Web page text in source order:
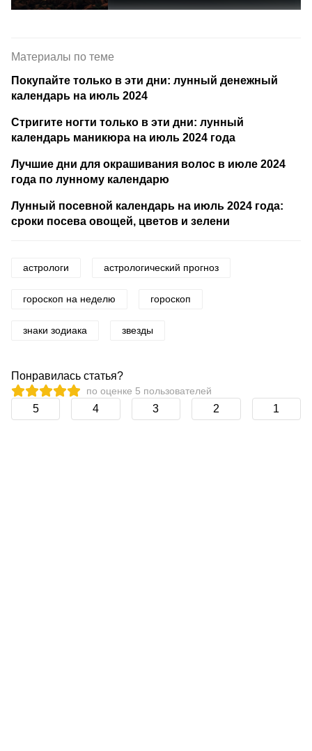
Материалы по теме
Покупайте только в эти дни: лунный денежный
календарь на июль 2024
Стригите ногти только в эти дни: лунный
календарь маникюра на июль 2024 года
Лучшие дни для окрашивания волос в июле 2024
года по лунному календарю
Лунный посевной календарь на июль 2024 года:
сроки посева овощей, цветов и зелени
астрологи астрологический прогноз
гороскоп на неделю гороскоп
знаки зодиака звезды
Понравилась статья?
по оценке 5 пользователей
5 4 3 2 1